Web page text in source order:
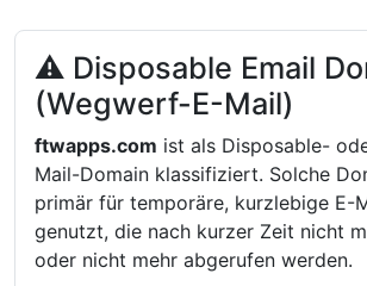
⚠ Disposable Email
(Wegwerf-E-Mail)
ftwapps.com ist als Disposable-
Mail-Domain klassifiziert. Solche
primär für temporäre, kurzlebige E-
genutzt, die nach kurzer Zeit nicht
oder nicht mehr abgerufen werden.